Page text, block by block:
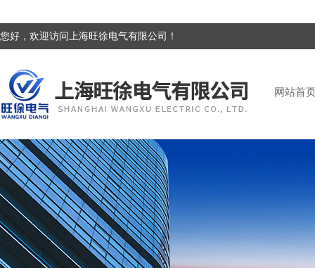
您好，欢迎访问上海旺徐电气有限公司！
网站首